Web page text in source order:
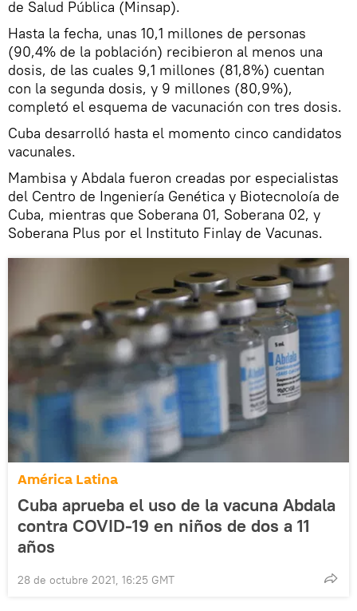
de Salud Pública (Minsap).
Hasta la fecha, unas 10,1 millones de personas
(90,4% de la población) recibieron al menos una
dosis, de las cuales 9,1 millones (81,8%) cuentan
con la segunda dosis, y 9 millones (80,9%),
completó el esquema de vacunación con tres dosis.
Cuba desarrolló hasta el momento cinco candidatos
vacunales.
Mambisa y Abdala fueron creadas por especialistas
del Centro de Ingeniería Genética y Biotecnoloía de
Cuba, mientras que Soberana 01, Soberana 02, y
Soberana Plus por el Instituto Finlay de Vacunas.
América Latina
Cuba aprueba el uso de la vacuna Abdala
contra COVID-19 en niños de dos a 11
años
28 de octubre 2021, 16:25 GMT